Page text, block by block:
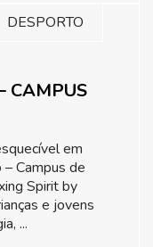
DESPORTO
CAMPUS
em
– Campus de
Spirit by
e jovens
...